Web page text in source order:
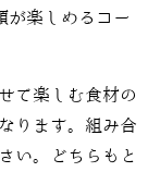
が楽しめるコー
て楽しむ食材の
ります。組み合
い。どちらもと